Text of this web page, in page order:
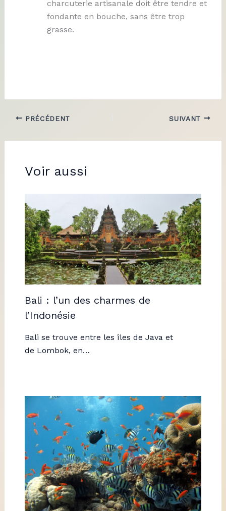
charcuterie artisanale doit être tendre et
fondante en bouche, sans être trop
grasse.
PRÉCÉDENT SUIVANT
Voir aussi
Bali : l’un des charmes de
l’Indonésie
Bali se trouve entre les îles de Java et
de Lombok, en…